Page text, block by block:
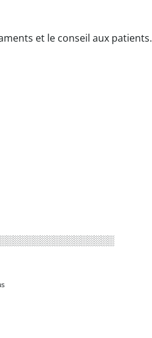
et le conseil aux patients.